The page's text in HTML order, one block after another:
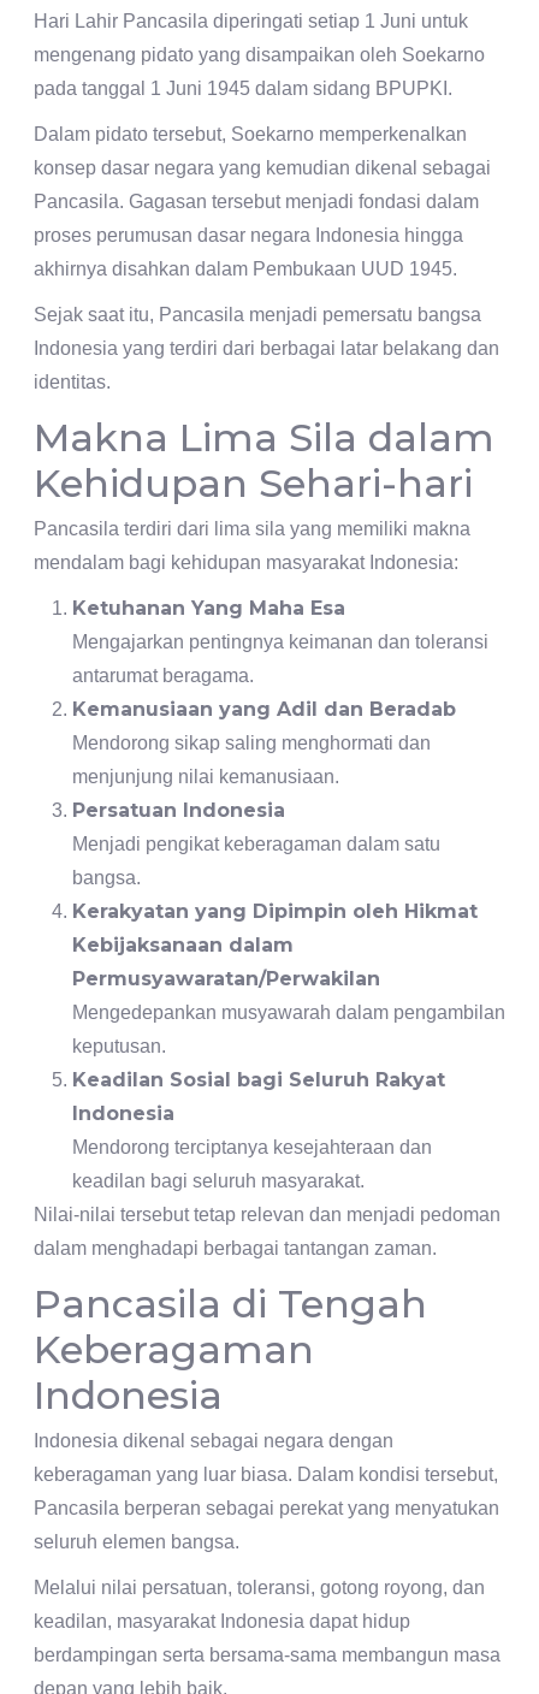
Hari Lahir Pancasila diperingati setiap 1 Juni untuk
mengenang pidato yang disampaikan oleh Soekarno
pada tanggal 1 Juni 1945 dalam sidang BPUPKI.
Dalam pidato tersebut, Soekarno memperkenalkan
konsep dasar negara yang kemudian dikenal sebagai
Pancasila. Gagasan tersebut menjadi fondasi dalam
proses perumusan dasar negara Indonesia hingga
akhirnya disahkan dalam Pembukaan UUD 1945.
Sejak saat itu, Pancasila menjadi pemersatu bangsa
Indonesia yang terdiri dari berbagai latar belakang dan
identitas.
Makna Lima Sila dalam
Kehidupan Sehari-hari
Pancasila terdiri dari lima sila yang memiliki makna
mendalam bagi kehidupan masyarakat Indonesia:
Ketuhanan Yang Maha Esa
Mengajarkan pentingnya keimanan dan toleransi
antarumat beragama.
Kemanusiaan yang Adil dan Beradab
Mendorong sikap saling menghormati dan
menjunjung nilai kemanusiaan.
Persatuan Indonesia
Menjadi pengikat keberagaman dalam satu
bangsa.
Kerakyatan yang Dipimpin oleh Hikmat
Kebijaksanaan dalam
Permusyawaratan/Perwakilan
Mengedepankan musyawarah dalam pengambilan
keputusan.
Keadilan Sosial bagi Seluruh Rakyat
Indonesia
Mendorong terciptanya kesejahteraan dan
keadilan bagi seluruh masyarakat.
Nilai-nilai tersebut tetap relevan dan menjadi pedoman
dalam menghadapi berbagai tantangan zaman.
Pancasila di Tengah
Keberagaman
Indonesia
Indonesia dikenal sebagai negara dengan
keberagaman yang luar biasa. Dalam kondisi tersebut,
Pancasila berperan sebagai perekat yang menyatukan
seluruh elemen bangsa.
Melalui nilai persatuan, toleransi, gotong royong, dan
keadilan, masyarakat Indonesia dapat hidup
berdampingan serta bersama-sama membangun masa
depan yang lebih baik.